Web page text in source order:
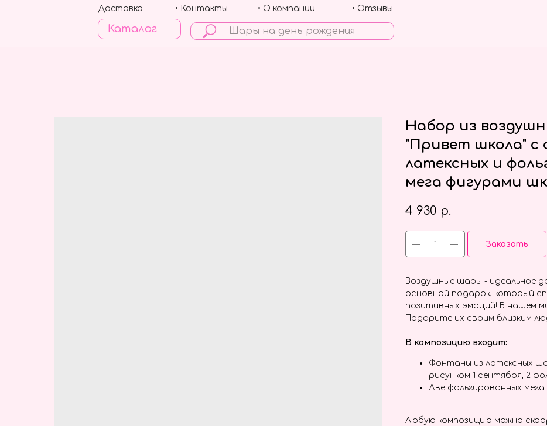
Каталог
• Отзывы
• О компании
• Контакты
Доставка
Набор из
"Привет школа"
латексных и
мега фигурами
4 930 р.
Заказать
Воздушные шары - идеальное
основной подарок, который
позитивных эмоций! В нашем
Подарите их своим близким
В композицию входит:
Фонтаны из латексных
рисунком 1 сентября, 2
Две фольгированных мега
Любую композицию можно